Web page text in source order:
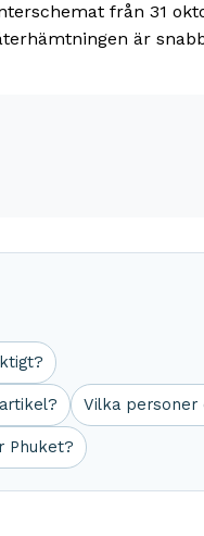
från 31
är
Vilka personer
Phuket?